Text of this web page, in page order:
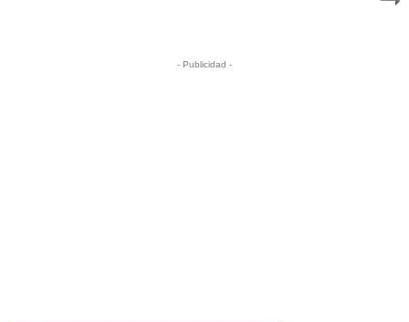
- Publicidad -